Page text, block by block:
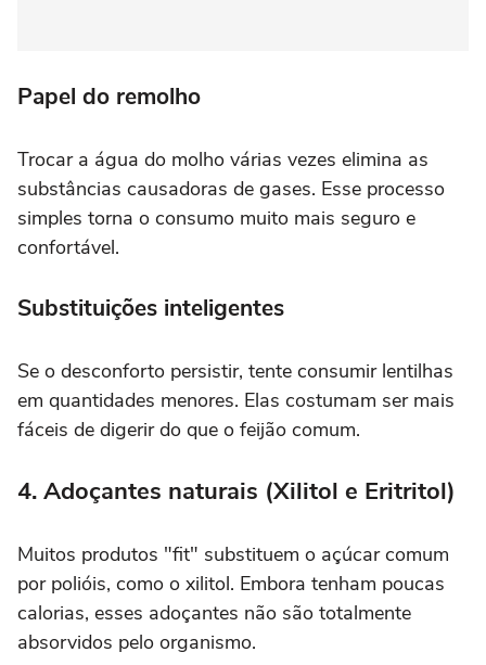
Papel do remolho
Trocar a água do molho várias vezes elimina as
substâncias causadoras de gases. Esse processo
simples torna o consumo muito mais seguro e
confortável.
Substituições inteligentes
Se o desconforto persistir, tente consumir lentilhas
em quantidades menores. Elas costumam ser mais
fáceis de digerir do que o feijão comum.
4. Adoçantes naturais (Xilitol e Eritritol)
Muitos produtos "fit" substituem o açúcar comum
por polióis, como o xilitol. Embora tenham poucas
calorias, esses adoçantes não são totalmente
absorvidos pelo organismo.